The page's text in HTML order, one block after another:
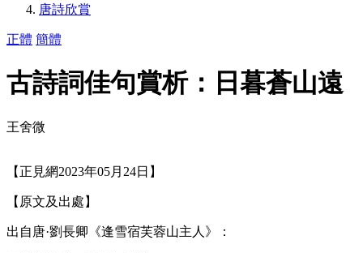
唐詩欣賞
正體 簡體
古詩詞佳句賞析：日暮蒼山遠
王舍微
【正見網2023年05月24日】
【原文及出處】
出自唐·劉長卿《逢雪宿芙蓉山主人》：